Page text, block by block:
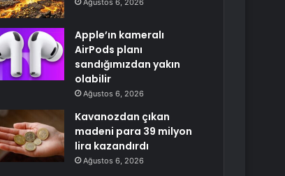
Ağustos 6, 2026
Apple’ın kameralı
AirPods planı
sandığımızdan yakın
olabilir
Ağustos 6, 2026
Kavanozdan çıkan
madeni para 39 milyon
lira kazandırdı
Ağustos 6, 2026